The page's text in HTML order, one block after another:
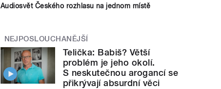
Audiosvět Českého rozhlasu na jednom místě
NEJPOSLOUCHANĚJŠÍ
Telička: Babiš? Větší
problém je jeho okolí.
S neskutečnou arogancí se
přikrývají absurdní věci